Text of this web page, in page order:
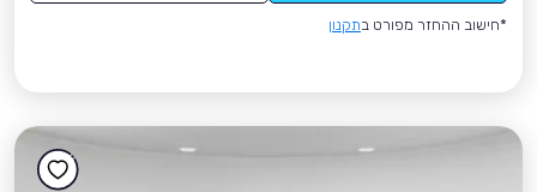
*חישוב ההחזר מפורט בתקנון